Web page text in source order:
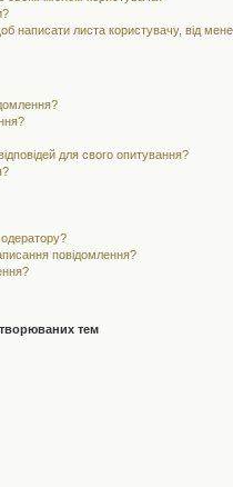
написати листа користувачу, від
для свого опитування?
повідомлення?
тем